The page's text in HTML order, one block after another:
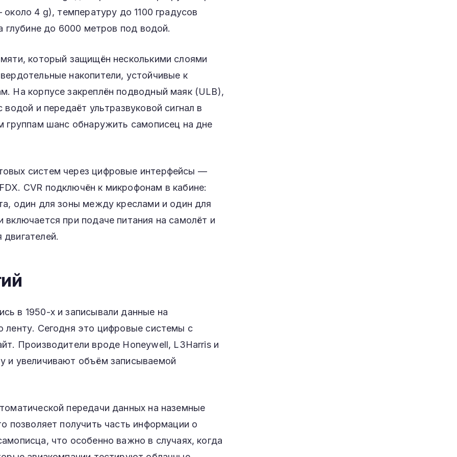
4 g), температуру до 1100 градусов
глубине до 6000 метров под водой.
который защищён несколькими слоями
накопители, устойчивые к
На корпусе закреплён подводный маяк (ULB),
и передаёт ультразвуковой сигнал в
группам шанс обнаружить самописец на дне
систем через цифровые интерфейсы —
CVR подключён к микрофонам в кабине:
один для зоны между креслами и один для
при подаче питания на самолёт и
в 1950-х и записывали данные на
ленту. Сегодня это цифровые системы с
Производители вроде Honeywell, L3Harris и
и увеличивают объём записываемой
передачи данных на наземные
позволяет получить часть информации о
что особенно важно в случаях, когда